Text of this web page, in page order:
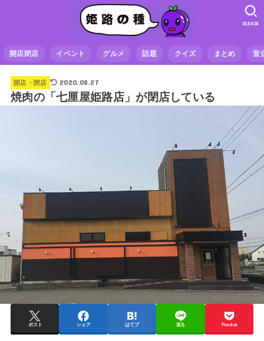
開店閉店 イベント グルメ 話題 クイズ まとめ 宣
SEARCH
開店・閉店 2020.08.27
焼肉の「七厘屋姫路店」が閉店している
ポスト シェア はてブ 送る Pocket